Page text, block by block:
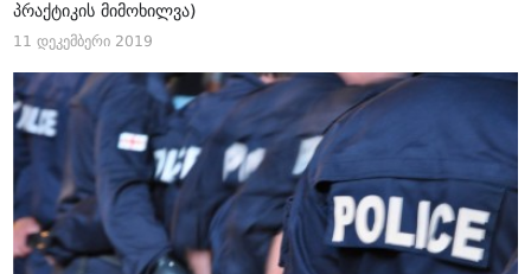
პრაქტიკის მიმოხილვა)
11 დეკემბერი 2019